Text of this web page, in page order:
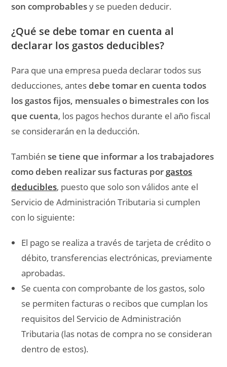
son comprobablesy se pueden deducir.
¿Qué se debe tomar en cuenta al
declarar los gastos deducibles?
Para que una empresa pueda declarar todos sus
deducciones, antes debe tomar en cuenta todos
los gastos fijos, mensuales o bimestrales con los
que cuenta, los pagos hechos durante el año fiscal
se considerarán en la deducción.
También se tiene que informar a los trabajadores
como deben realizar sus facturas por gastos
deducibles, puesto que solo son válidos ante el
Servicio de Administración Tributaria si cumplen
con lo siguiente:
El pago se realiza a través de tarjeta de crédito o
débito, transferencias electrónicas, previamente
aprobadas.
Se cuenta con comprobante de los gastos, solo
se permiten facturas o recibos que cumplan los
requisitos del Servicio de Administración
Tributaria (las notas de compra no se consideran
dentro de estos).